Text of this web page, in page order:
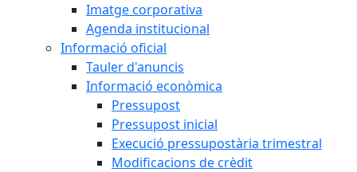
Imatge corporativa
Agenda institucional
Informació oficial
Tauler d'anuncis
Informació econòmica
Pressupost
Pressupost inicial
Execució pressupostària trimestral
Modificacions de crèdit